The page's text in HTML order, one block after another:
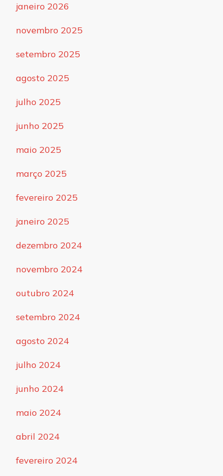
janeiro 2026
novembro 2025
setembro 2025
agosto 2025
julho 2025
junho 2025
maio 2025
março 2025
fevereiro 2025
janeiro 2025
dezembro 2024
novembro 2024
outubro 2024
setembro 2024
agosto 2024
julho 2024
junho 2024
maio 2024
abril 2024
fevereiro 2024